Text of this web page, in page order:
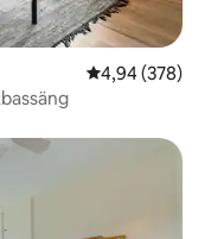
4,94 av 5 i
4,94 (378)